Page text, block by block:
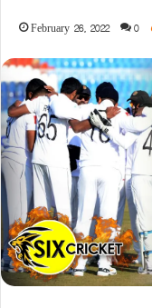
February 26, 2022 0